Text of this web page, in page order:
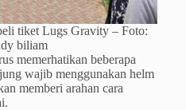
tiket Lugs Gravity – Foto:
biliam
memerhatikan beberapa
wajib menggunakan helm
memberi arahan cara